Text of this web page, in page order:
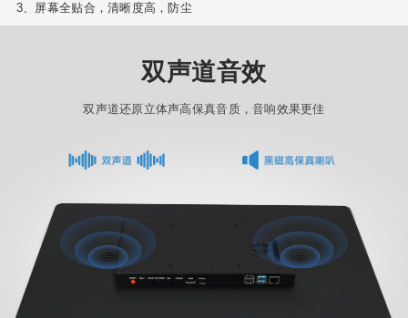
3、屏幕全贴合，清晰度高，防尘
双声道音效
双声道还原立体声高保真音质，音响效果更佳